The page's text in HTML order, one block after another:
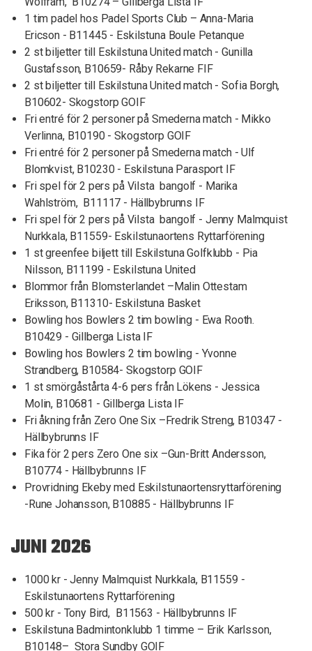
1 tim padel hos Padel Sports Club – Anna-Maria
Ericson - B11445 - Eskilstuna Boule Petanque
2 st biljetter till Eskilstuna United match - Gunilla
Gustafsson, B10659- Råby Rekarne FIF
2 st biljetter till Eskilstuna United match - Sofia Borgh,
B10602- Skogstorp GOIF
Fri entré för 2 personer på Smederna match - Mikko
Verlinna, B10190 - Skogstorp GOIF
Fri entré för 2 personer på Smederna match - Ulf
Blomkvist, B10230 - Eskilstuna Parasport IF
Fri spel för 2 pers på Vilsta bangolf - Marika
Wahlström, B11117 - Hällbybrunns IF
Fri spel för 2 pers på Vilsta bangolf - Jenny Malmquist
Nurkkala, B11559- Eskilstunaortens Ryttarförening
1 st greenfee biljett till Eskilstuna Golfklubb - Pia
Nilsson, B11199 - Eskilstuna United
Blommor från Blomsterlandet –Malin Ottestam
Eriksson, B11310- Eskilstuna Basket
Bowling hos Bowlers 2 tim bowling - Ewa Rooth.
B10429 - Gillberga Lista IF
Bowling hos Bowlers 2 tim bowling - Yvonne
Strandberg, B10584- Skogstorp GOIF
1 st smörgåstårta 4-6 pers från Lökens - Jessica
Molin, B10681 - Gillberga Lista IF
Fri åkning från Zero One Six –Fredrik Streng, B10347 -
Hällbybrunns IF
Fika för 2 pers Zero One six –Gun-Britt Andersson,
B10774 - Hällbybrunns IF
Provridning Ekeby med Eskilstunaortensryttarförening
-Rune Johansson, B10885 - Hällbybrunns IF
JUNI 2026
1000 kr - Jenny Malmquist Nurkkala, B11559 -
Eskilstunaortens Ryttarförening
500 kr - Tony Bird, B11563 - Hällbybrunns IF
Eskilstuna Badmintonklubb 1 timme – Erik Karlsson,
B10148– Stora Sundby GOIF